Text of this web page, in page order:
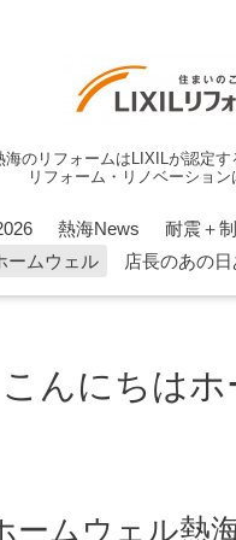
海のリフォームはLIXILが認定
リフォーム・リノベーショ
熱海News 耐震＋
ームウェル
店長のあの
こんにちは
ムウェル熱